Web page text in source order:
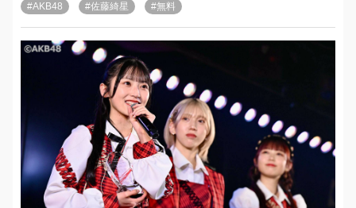
#AKB48 #佐藤綺星 #無料